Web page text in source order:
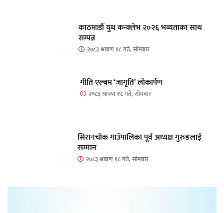
काठमाडौं युथ कन्क्लेभ २०२६ भव्यताका साथ
सम्पन्न
२०८३ श्रावण १८ गते, सोमबार
गीति एल्बम ‘जागृति’ लोकार्पण
२०८३ श्रावण १८ गते, सोमबार
सिरानचोक गाउँपालिका पूर्व अध्यक्ष गुरुङलाई
सम्मान
२०८३ श्रावण १८ गते, सोमबार